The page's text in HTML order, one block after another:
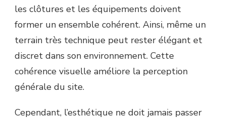
les clôtures et les équipements doivent
former un ensemble cohérent. Ainsi, même un
terrain très technique peut rester élégant et
discret dans son environnement. Cette
cohérence visuelle améliore la perception
générale du site.
Cependant, l’esthétique ne doit jamais passer